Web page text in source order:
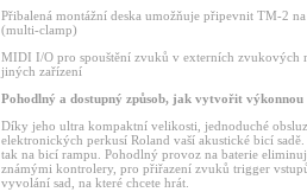
Přibalená montážní deska umožňuje připevnit TM-2
(multi-clamp)
MIDI I/O pro spouštění zvuků v externích zvukových
jiných zařízení
Pohodlný a dostupný způsob, jak vytvořit
Díky jeho ultra kompaktní velikosti, jednoduché
elektronických perkusí Roland vaší akustické bicí
tak na bicí rampu. Pohodlný provoz na baterie
známými kontrolery, pro přiřazení zvuků trigger
vyvolání sad, na které chcete hrát.